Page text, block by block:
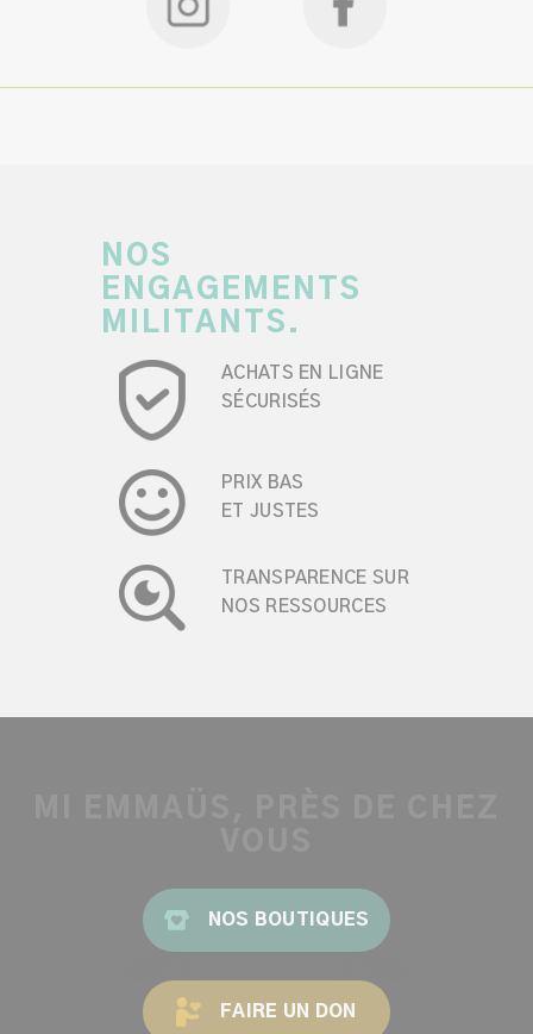
NOS
ENGAGEMENTS
MILITANTS.
ACHATS EN LIGNE
SÉCURISÉS
PRIX BAS
ET JUSTES
TRANSPARENCE SUR
NOS RESSOURCES
NOS BOUTIQUES
FAIRE UN DON